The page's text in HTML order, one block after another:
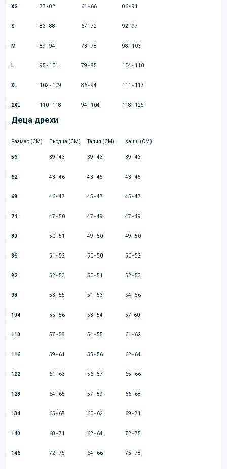
XS 77 - 82 61 - 66 86 - 91
S 83 - 88 67 - 72 92 - 97
M 89 - 94 73 - 78 98 - 103
L 95 - 101 79 - 85 104 - 110
XL 102 - 109 86 - 94 111 - 117
2XL 110 - 118 94 - 104 118 - 125
Деца дрехи
Размер (CM) Гърдна (CM) Талия (CM) Ханш (CM)
56 39 - 43 39 - 43 39 - 43
62 43 - 46 43 - 45 43 - 45
68 46 - 47 45 - 47 45 - 47
74 47 - 50 47 - 49 47 - 49
80 50 - 51 49 - 50 49 - 50
86 51 - 52 50 - 50 50 - 52
92 52 - 53 50 - 51 52 - 53
98 53 - 55 51 - 53 54 - 56
104 55 - 56 53 - 54 57- 60
110 57 - 58 54 - 55 61 - 62
116 59 - 61 55 - 56 62 - 64
122 61 - 63 56 - 57 65 - 66
128 64 - 65 57 - 59 66 - 68
134 65 - 68 60 - 62 69 - 71
140 68 - 71 62 - 64 72 - 75
146 72 - 75 64 - 66 75 - 78